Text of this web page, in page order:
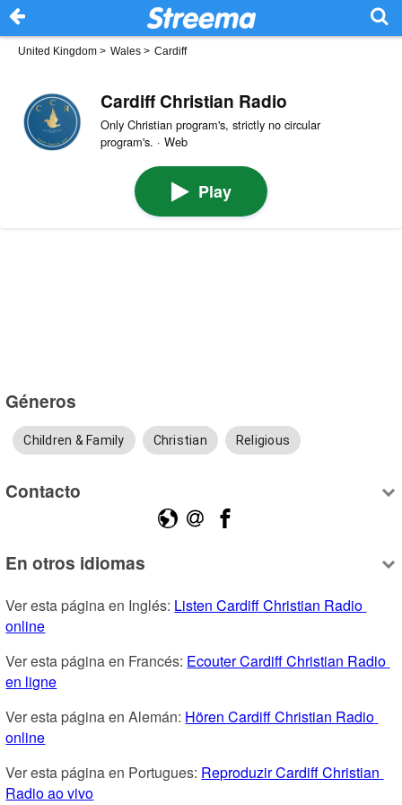
United Kingdom > Wales > Cardiff
Cardiff Christian Radio
Only Christian program's, strictly no circular
program's. · Web
Play
Géneros
Children & Family Christian Religious
Contacto
En otros idiomas
Ver esta página en Inglés: Listen Cardiff Christian Radio
online
Ver esta página en Francés: Ecouter Cardiff Christian Radio
en ligne
Ver esta página en Alemán: Hören Cardiff Christian Radio
online
Ver esta página en Portugues: Reproduzir Cardiff Christian
Radio ao vivo